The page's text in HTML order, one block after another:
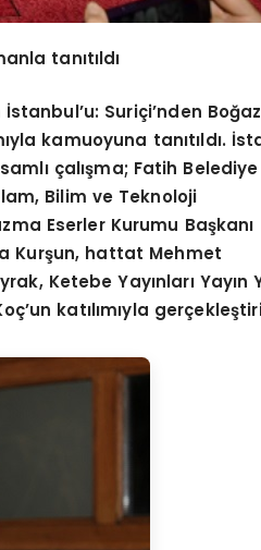
tanıtıldı
Suriçi’nden
kamuoyuna tanıtıldı.
çalışma; Fatih Belediye
Bilim ve Teknoloji
Eserler Kurumu Başkanı
Kurşun, hattat Mehmet
Ketebe Yayınları Yayın
katılımıyla